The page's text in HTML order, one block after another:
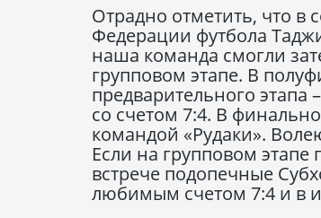
Отрадно отметить, что в
Федерации футбола
наша команда смогли
групповом этапе. В
предварительного
со счетом 7:4. В
командой «Рудаки».
Если на групповом
встрече подопечные
любимым счетом 7:4 и в